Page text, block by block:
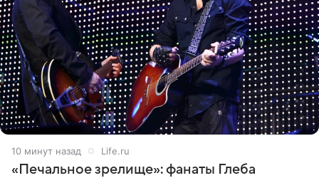
10 минут назад Life.ru
«Печальное зрелище»: фанаты Глеба